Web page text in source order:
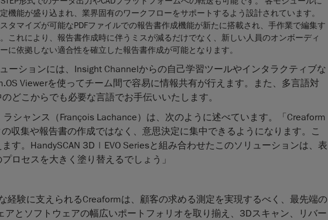
機能が盛り込まれ、業界固有のワークフローをサポートするよう設計されています。
タマイズが可能なPDFファイルでの報告書作成機能が新たに搭載され、手作業で編集す
これにより、報告書作成時に伴うミスが減るだけでなく、新しい人員のオンボーディ
に依拠しない適合性を確立した報告書作成が可能となります。
ーションには、Insight Channelからの自己学習ツールやインタラクティブな
Viewerを使ってチーム間で容易に情報共有が行えます。また、多言語対
どこからでも必要な言語でお手伝いいたします。
シャンス（François Lachance）は、次のように述べています。「Creaform
収集や報告書の作成ではなく、意思決定に集中できるようになります。こ
す。HandySCAN 3D | EVO Seriesと組み合わせたこのソリューションは、表
ロセスを大きく塗り替えるでしょう」
験に支えられるCreaformは、顧客の求める測定を実現するべく、最先端の
とソフトウェアの幅広いポートフォリオを取り揃え、3Dスキャン、リバー